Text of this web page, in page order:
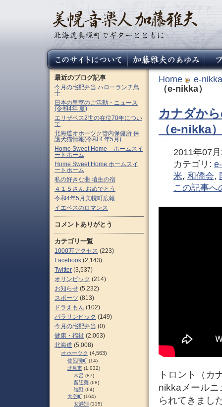
Home
e-nikka
（e-nikka）
カナダか
（e-nikka
2011年07
カテゴリ:
米, 和僑会,
この記事へ
トロント（カ
nikkaメール
られてきまし
最近のブログ記事
今月の宅配弁当 ハローランチ鳥
十
日本の皇室のご活動・ニュース
(令和4年 夏)
エリザベス2世の在位70年につい
て
北海道オホーツク管内保健所 保
護犬猫情報(令和４年5月)
Home Sweet Home – ホームスイ
ートホーム
Home Sweet Home ホームスイ
ートホーム
私の好きな曲 埴生の宿
４１５さん おめでとう
令和4年5月美幌町広報
イエペスのロマンス
コメントありがとう
カテゴリ一覧
1000万アクセス (223)
Facebook (2,143)
Twitter (3,537)
オリンピック (214)
お知らせ (5,232)
スポーツ (813)
ドラえもん (102)
パラリンピック (149)
今月の宅配弁当 (0)
健康・福祉 (2,063)
北海道 (5,008)
オホーツク (4,563)
佐呂間町 (14)
北見市 (1,032)
常呂 (87)
留辺蘂 (68)
端野 (64)
大空町 (164)
女満別 (115)